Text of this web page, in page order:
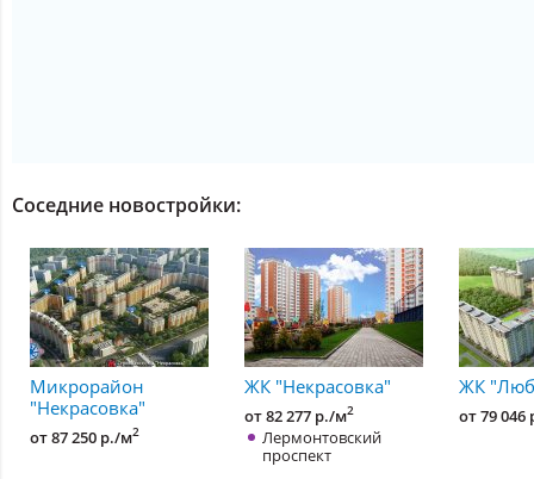
Соседние новостройки:
Микрорайон
"Некрасовка"
от 87 250 р./м2
ЖК "Некрасовка"
от 82 277 р./м2
Лермонтовский
проспект
ЖК
от 79